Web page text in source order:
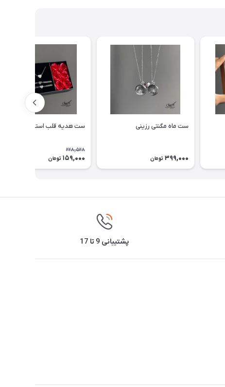
ست ماه مگنتی رزینی
399,000 تومان
ست هدیه قلب استیل
228,528
159,000 تومان
پشتیبانی 9 تا 17